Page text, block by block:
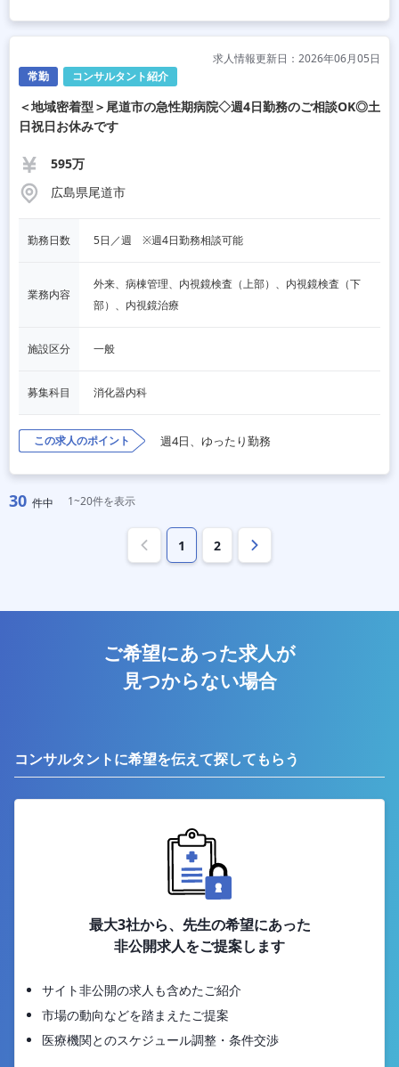
常勤 コンサルタント紹介
求人情報更新日：2026年06月05日
＜地域密着型＞尾道市の急性期病院◇週4日勤務のご相談OK◎土
日祝日お休みです
595万
広島県尾道市
勤務日数 5日／週　※週4日勤務相談可能
業務内容
外来、病棟管理、内視鏡検査（上部）、内視鏡検査（下
部）、内視鏡治療
施設区分 一般
募集科目 消化器内科
この求人のポイント 週4日、ゆったり勤務
30 件中 1~20件を表示
1 2
ご希望にあった求人が
見つからない場合
コンサルタントに希望を伝えて探してもらう
最大3社から、先生の希望にあった
非公開求人をご提案します
サイト非公開の求人も含めたご紹介
市場の動向などを踏まえたご提案
医療機関とのスケジュール調整・条件交渉